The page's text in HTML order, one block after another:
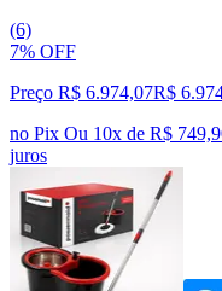
(6)
7% OFF
Preço R$ 6.974,07R$
no Pix Ou 10x de R$
juros